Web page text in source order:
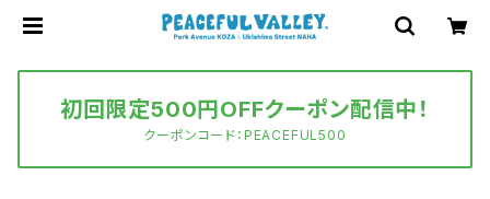
初回限定500円OFFクーポン配信中！
クーポンコード：PEACEFUL500